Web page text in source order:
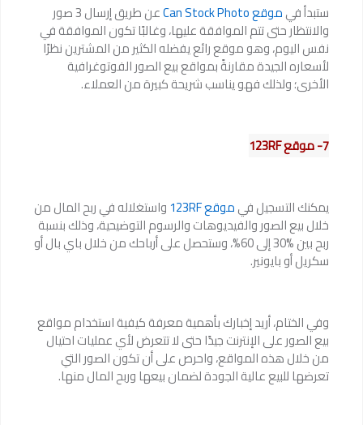
ستبدأ فيموقع Can Stock Photo عن طريق إرسال 3 صور
والانتظار حتى تتم الموافقة عليها، وغالبًا تكون الموافقة في
نفس اليوم، وهو موقع رائع يفضله الكثير من المشترين نظرًا
لأسعاره الجيدة مقارنةً بمواقع بيع الصور الفوتوغرافية
الأخرى؛ ولذلك فهو يناسب شريحة كبيرة من العملاء.
7- موقع 123RF
يمكنك التسجيل فيموقع 123RF واستغلاله في ربح المال من
خلال بيع الصور والفيديوهات والرسوم التوضيحية، وذلك بنسبة
ربح بين %30 إلى 60%، وستحصل على أرباحك من خلال باي بال أو
سكريل أو بايونير.
وفي الختام، أريد إخبارك بأهمية معرفة كيفية استخدام مواقع
بيع الصور على الإنترنت جيدًا حتى لا تتعرض لأي عمليات احتيال
من خلال هذه المواقع، واحرص على أن تكون الصور التي
تعرضها للبيع عالية الجودة لضمان بيعها وربح المال منها.